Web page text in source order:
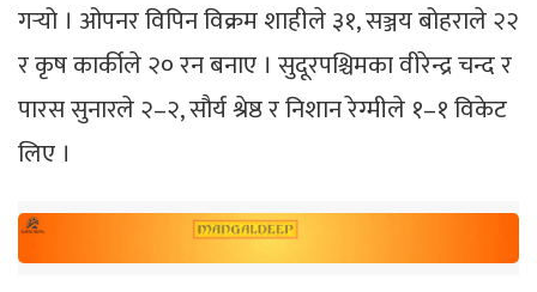
गर्‍यो । ओपनर विपिन विक्रम शाहीले ३१, सञ्जय बोहराले २२
र कृष कार्कीले २० रन बनाए । सुदूरपश्चिमका वीरेन्द्र चन्द र
पारस सुनारले २–२, सौर्य श्रेष्ठ र निशान रेग्मीले १–१ विकेट
लिए ।